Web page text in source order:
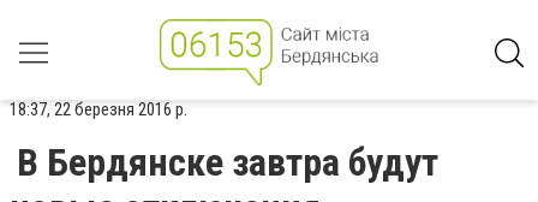
18:37, 22 березня 2016 р.
В Бердянске завтра будут